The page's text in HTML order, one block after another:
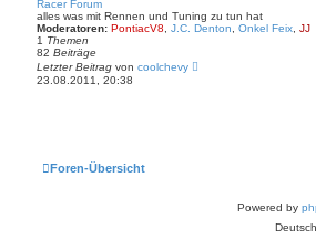
a
g
s
t
e
i
Racer Forum
alles was mit Rennen und Tuning zu tun hat
Moderatoren: PontiacV8 J.C. Denton Onkel Feix JJ
1 Themen
82 Beiträge
Letzter Beitrag von coolchevy
23.08.2011, 20:38
Foren-Übersicht
Powered by